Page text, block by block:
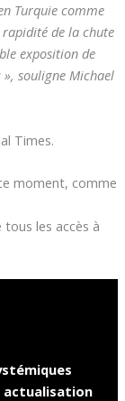
Turquie comme
de la chute
exposition de
souligne Michael
Times.
moment, comme
les accès à
actualisation